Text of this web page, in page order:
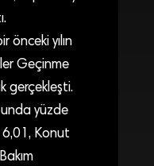
yılın
Geçinme
gerçekleşti.
yüzde
6,01, Konut